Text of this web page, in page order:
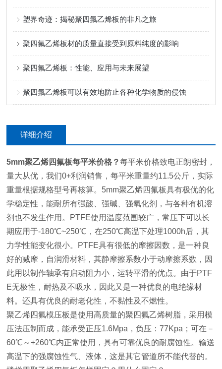
塑界奇迹：揭秘聚四氟乙烯板的非凡之旅
聚四氟乙烯板材的质量直接受到原料纯度的影响
聚四氟乙烯板：性能、应用与未来展望
聚四氟乙烯板可以有效地防止各种化学物质的侵蚀
详细介绍
5mm聚乙烯四氟板每平米价格？每平米价格致电正朗密封，
量大从优，我们0+利润销售，每平米重量约11.5公斤，实际
重量根据规格型号再核算。5mm聚乙烯四氟板具有极优的化
学稳定性，能耐所有强酸、强碱、强氧化剂，与各种有机溶
剂也不发生作用。PTFE使用温度范围较广，常压下可以长
期应用于-180℃~250℃，在250℃高温下处理1000h后，其
力学性能变化很小。PTFE具有很低的摩擦因数，是一种良
好的减摩，自润滑材料，其静摩擦系数小于动摩擦系数，因
此用以制作轴承有启动阻力小，运转平滑的优点。由于PTF
E无极性，耐热及不吸水，因此又是一种优良的电绝缘材
料。还具有优良的耐老化性，不黏性及不燃性。
聚乙烯四氟模压板是使用高质量的聚四氟乙烯树脂，采用模
压法压制而成，能承受正压1.6Mpa，负压：77Kpa；可在－
60℃～+260℃内正常使用，具有可靠优良的耐腐蚀性。输送
高温下的强腐蚀性气、液体，这是其它管道所不能代替的。